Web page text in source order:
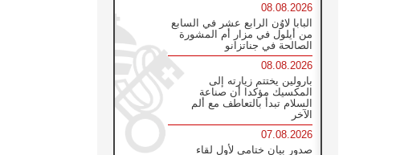
08.08.2026
البابا لاوُن الرابع عشر في السابع
من أيلول في مزار أم المشورة
الصالحة في جناتزانو
08.08.2026
بارولين يختتم زيارته إلى
المكسيك مؤكدا أن صناعة
السلام تبدأ بالتعاطف مع ألم
الآخر
07.08.2026
صدور بيان ختامي لأول لقاء